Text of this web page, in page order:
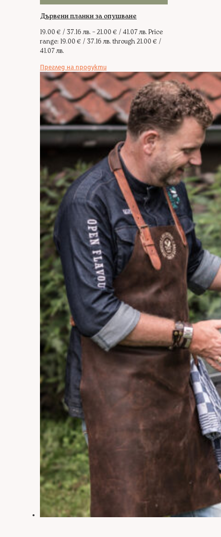
Дървени планки за опушване
19.00 € / 37.16 лв. –21.00 € / 41.07 лв. Price
range: 19.00 € / 37.16 лв. through 21.00 € /
41.07 лв.
Преглед на продукти